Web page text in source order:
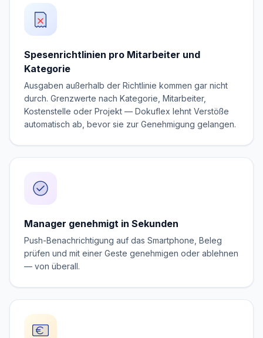
Spesenrichtlinien pro Mitarbeiter und
Kategorie
Ausgaben außerhalb der Richtlinie kommen gar nicht
durch. Grenzwerte nach Kategorie, Mitarbeiter,
Kostenstelle oder Projekt — Dokuflex lehnt Verstöße
automatisch ab, bevor sie zur Genehmigung gelangen.
Manager genehmigt in Sekunden
Push-Benachrichtigung auf das Smartphone, Beleg
prüfen und mit einer Geste genehmigen oder ablehnen
— von überall.